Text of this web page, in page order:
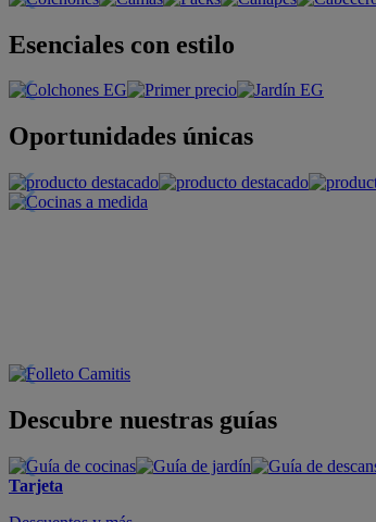
Esenciales con estilo
Oportunidades únicas
Descubre nuestras guías
Tarjeta